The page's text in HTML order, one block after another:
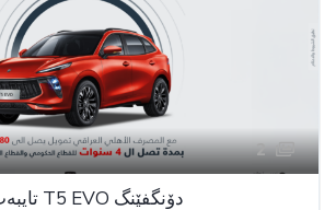
2
دۆنگفێنگ T5 EVO تایبەت (کەف) 2024